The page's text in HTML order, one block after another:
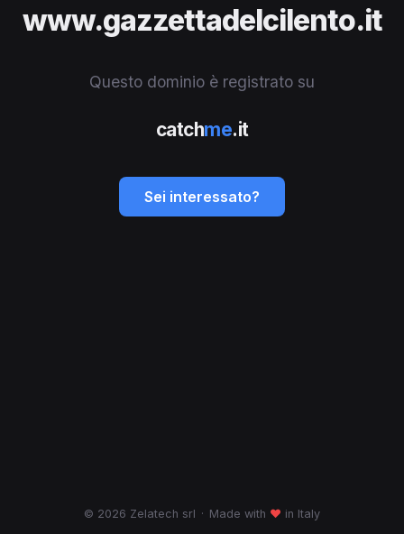
www.gazzettadelcilento.it
Questo dominio è registrato su
catchme.it
Sei interessato?
© 2026 Zelatech srl · Made with ♥ in Italy